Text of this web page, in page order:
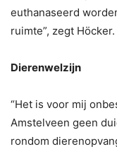
euthanaseerd
ruimte”, zegt Höcker.
Dierenwelzijn
“Het is voor mij
Amstelveen geen
rondom